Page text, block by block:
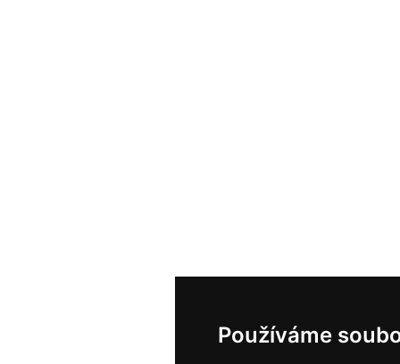
Používáme